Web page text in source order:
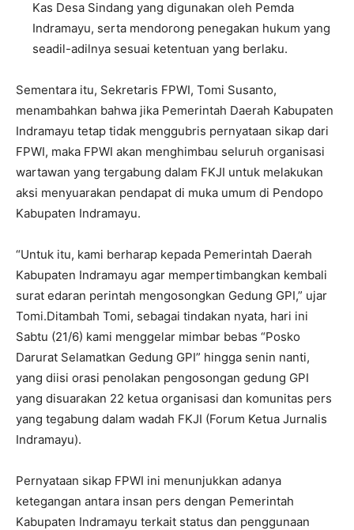
Kas Desa Sindang yang digunakan oleh Pemda
Indramayu, serta mendorong penegakan hukum yang
seadil-adilnya sesuai ketentuan yang berlaku.
Sementara itu, Sekretaris FPWI, Tomi Susanto,
menambahkan bahwa jika Pemerintah Daerah Kabupaten
Indramayu tetap tidak menggubris pernyataan sikap dari
FPWI, maka FPWI akan menghimbau seluruh organisasi
wartawan yang tergabung dalam FKJI untuk melakukan
aksi menyuarakan pendapat di muka umum di Pendopo
Kabupaten Indramayu.
“Untuk itu, kami berharap kepada Pemerintah Daerah
Kabupaten Indramayu agar mempertimbangkan kembali
surat edaran perintah mengosongkan Gedung GPI,” ujar
Tomi.Ditambah Tomi, sebagai tindakan nyata, hari ini
Sabtu (21/6) kami menggelar mimbar bebas “Posko
Darurat Selamatkan Gedung GPI” hingga senin nanti,
yang diisi orasi penolakan pengosongan gedung GPI
yang disuarakan 22 ketua organisasi dan komunitas pers
yang tegabung dalam wadah FKJI (Forum Ketua Jurnalis
Indramayu).
Pernyataan sikap FPWI ini menunjukkan adanya
ketegangan antara insan pers dengan Pemerintah
Kabupaten Indramayu terkait status dan penggunaan